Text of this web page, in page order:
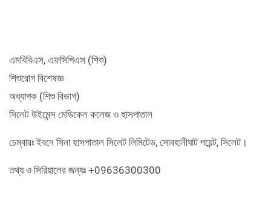
এমবিবিএস, এফসিপিএস (শিশু)
শিশুরোগ বিশেষজ্ঞ
অধ্যাপক (শিশু বিভাগ)
সিলেট উইমেন্স মেডিকেল কলেজ ও হাসপাতাল
চেম্বারঃ ইবনে সিনা হাসপাতাল সিলেট লিমিটেড, সোবহানীঘাট পয়েন্ট, সিলেট।
তথ্য ও সিরিয়ালের জন্যঃ +09636300300